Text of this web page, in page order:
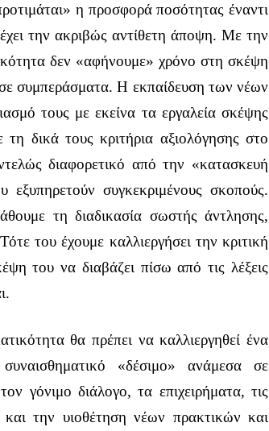
η προσφορά ποσότητας έναντι
την ακριβώς αντίθετη άποψη. Με την
δεν «αφήνουμε» χρόνο στη σκέψη
συμπεράσματα. Η εκπαίδευση των νέων
τους με εκείνα τα εργαλεία σκέψης
δικά τους κριτήρια αξιολόγησης στο
διαφορετικό από την «κατασκευή
εξυπηρετούν συγκεκριμένους σκοπούς.
τη διαδικασία σωστής άντλησης,
Τότε του έχουμε καλλιεργήσει την κριτική
του να διαβάζει πίσω από τις λέξεις
θα πρέπει να καλλιεργηθεί ένα
«δέσιμο» ανάμεσα σε
γόνιμο διάλογο, τα επιχειρήματα, τις
και την υιοθέτηση νέων πρακτικών και